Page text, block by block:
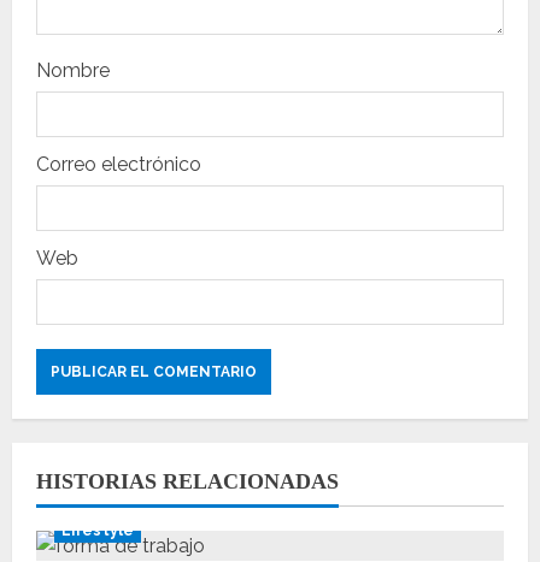
r
a
d
s
Nombre
Correo electrónico
Web
HISTORIAS RELACIONADAS
Lifestyle